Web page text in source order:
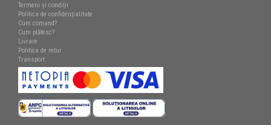
Termeni și condiții
Politica de confidențialitate
Cum comand?
Cum plătesc?
Livrare
Politica de retur
Transport